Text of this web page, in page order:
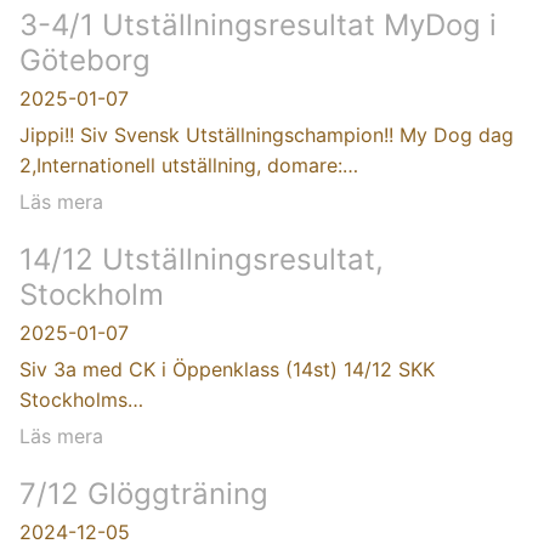
3-4/1 Utställningsresultat MyDog i
Göteborg
2025-01-07
Jippi!! Siv Svensk Utställningschampion!! My Dog dag
2,Internationell utställning, domare:…
Läs mera
14/12 Utställningsresultat,
Stockholm
2025-01-07
Siv 3a med CK i Öppenklass (14st) 14/12 SKK
Stockholms…
Läs mera
7/12 Glöggträning
2024-12-05